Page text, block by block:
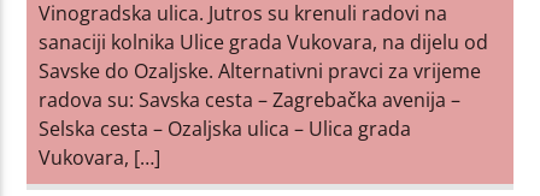
Vinogradska ulica. Jutros su krenuli radovi na
sanaciji kolnika Ulice grada Vukovara, na dijelu od
Savske do Ozaljske. Alternativni pravci za vrijeme
radova su: Savska cesta – Zagrebačka avenija –
Selska cesta – Ozaljska ulica – Ulica grada
Vukovara, […]